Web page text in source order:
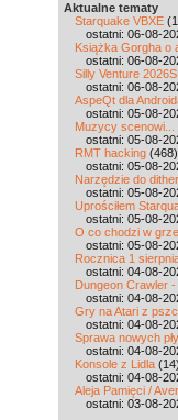
Aktualne tematy
Starquake VBXE
ostatni: 06-08-
Książka Gorgha o
ostatni: 06-08-
Silly Venture
ostatni: 06-08-
AspeQt dla
ostatni: 05-08-
Muzycy scenowi...
ostatni: 05-08-
RMT hacking (468)
ostatni: 05-08-
Narzędzie do
ostatni: 05-08-
Uprościłem
ostatni: 05-08-
O co chodzi w
ostatni: 05-08-
Rocznica 1
ostatni: 04-08-
Dungeon Crawler -
ostatni: 04-08-
Gry na Atari z
ostatni: 04-08-
Sprawa nowych
ostatni: 04-08-
Konsole z Lidla (14)
ostatni: 04-08-
Aleja Pamięci /
ostatni: 03-08-